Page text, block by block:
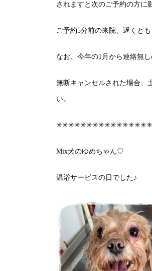
されますと次のご予約の方に
ご予約5分前の来院、遅くと
なお、今年の1 月から連絡無
無断キャンセルされた場合、
い。
Mix犬のゆめちゃん♡
温浴サービスの日でした♪